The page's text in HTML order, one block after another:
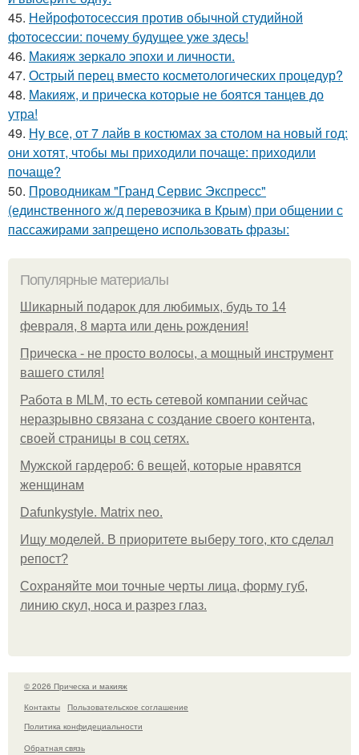
45. Нейрофотосессия против обычной студийной
фотосессии: почему будущее уже здесь!
46. Макияж зеркало эпохи и личности.
47. Острый перец вместо косметологических процедур?
48. Макияж, и прическа которые не боятся танцев до
утра!
49. Ну все, от 7 лайв в костюмах за столом на новый год:
они хотят, чтобы мы приходили почаще: приходили
почаще?
50. Проводникам "Гранд Сервис Экспресс"
(единственного ж/д перевозчика в Крым) при общении с
пассажирами запрещено использовать фразы:
Популярные материалы
Шикарный подарок для любимых, будь то 14
февраля, 8 марта или день рождения!
Прическа - не просто волосы, а мощный инструмент
вашего стиля!
Работа в MLM, то есть сетевой компании сейчас
неразрывно связана с создание своего контента,
своей страницы в соц сетях.
Мужской гардероб: 6 вещей, которые нравятся
женщинам
Dafunkystyle. Matrix neo.
Ищу моделей. В приоритете выберу того, кто сделал
репост?
Сохраняйте мои точные черты лица, форму губ,
линию скул, носа и разрез глаз.
© 2026 Прическа и макияж
Контакты
Пользовательское соглашение
Политика конфидециальности
Обратная связь